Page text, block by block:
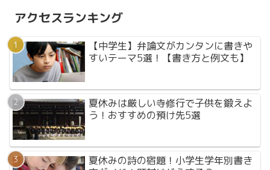
アクセスランキング
【中学生】弁論文がカンタンに書きや
すいテーマ5選！【書き方と例文も】
夏休みは厳しい寺修行で子供を鍛えよ
う！おすすめの預け先5選
夏休みの詩の宿題！小学生学年別書き